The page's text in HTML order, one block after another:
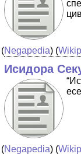
(Negapedia) (
Исидора
(Negapedia) (